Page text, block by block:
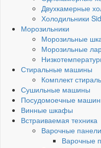
Двухкамерные
Холодильники
Морозильники
Морозильные
Морозильные
Стиральные машины
Комплект
Сушильные машины
Посудомоечные
Винные шкафы
Встраиваемая техника
Варочные панели
Варочные